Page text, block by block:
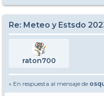
Re: Meteo y Estsdo
raton700
» En respuesta al mensaje de